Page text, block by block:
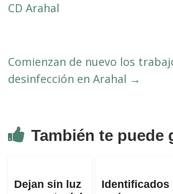
CD Arahal
Comienzan de nuevo los
desinfección en Arahal →
También te puede
Dejan sin luz
Identificados